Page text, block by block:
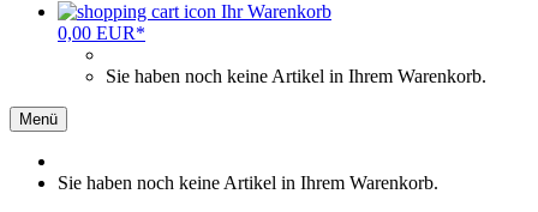
Ihr Warenkorb
0,00 EUR*
Sie haben noch keine Artikel in Ihrem Warenkorb.
Menü
Sie haben noch keine Artikel in Ihrem Warenkorb.